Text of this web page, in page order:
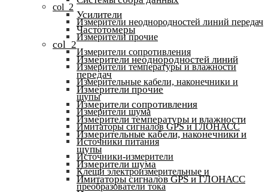
col_2
Измерители неоднородностей линий передач
Измерители прочие
Измерители сопротивления
Измерители температуры и влажности
Измерительные кабели, наконечники и
щупы
Измерители шума
Имитаторы сигналов GPS и ГЛОНАСС
Источники питания
Источники-измерители
Клещи электроизмерительные и
преобразователи тока
Усилители
Частотомеры
col_2
Измерители неоднородностей линий
передач
Измерители прочие
Измерители сопротивления
Измерители температуры и влажности
Измерительные кабели, наконечники и
щупы
Измерители шума
Имитаторы сигналов GPS и ГЛОНАСС